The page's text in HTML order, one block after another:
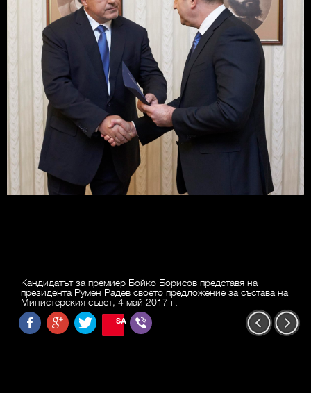
Кандидатът за премиер Бойко Борисов представя на
президента Румен Радев своето предложение за състава на
Министерския съвет, 4 май 2017 г.
SAVE